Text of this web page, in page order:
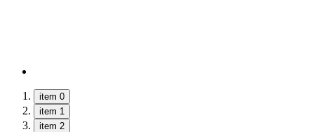
item 0
item 1
item 2